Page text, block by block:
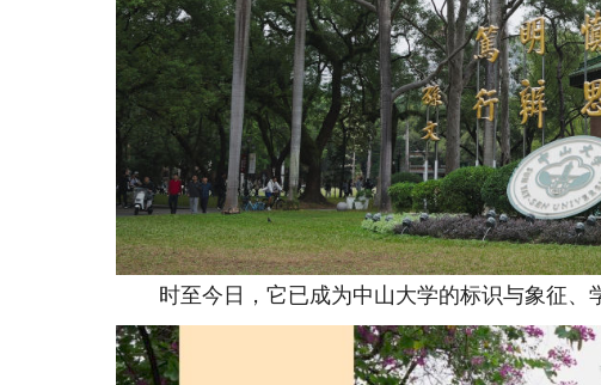
时至今日，它已成为中山大学的标识与象征、